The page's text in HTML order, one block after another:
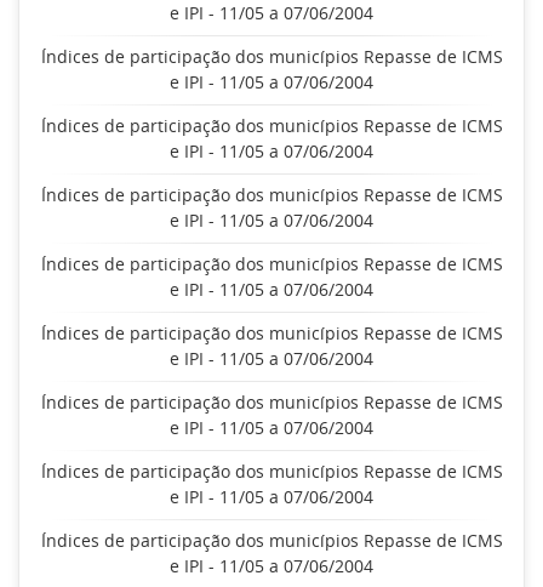
e IPI - 11/05 a 07/06/2004
Índices de participação dos municípios Repasse de ICMS
e IPI - 11/05 a 07/06/2004
Índices de participação dos municípios Repasse de ICMS
e IPI - 11/05 a 07/06/2004
Índices de participação dos municípios Repasse de ICMS
e IPI - 11/05 a 07/06/2004
Índices de participação dos municípios Repasse de ICMS
e IPI - 11/05 a 07/06/2004
Índices de participação dos municípios Repasse de ICMS
e IPI - 11/05 a 07/06/2004
Índices de participação dos municípios Repasse de ICMS
e IPI - 11/05 a 07/06/2004
Índices de participação dos municípios Repasse de ICMS
e IPI - 11/05 a 07/06/2004
Índices de participação dos municípios Repasse de ICMS
e IPI - 11/05 a 07/06/2004